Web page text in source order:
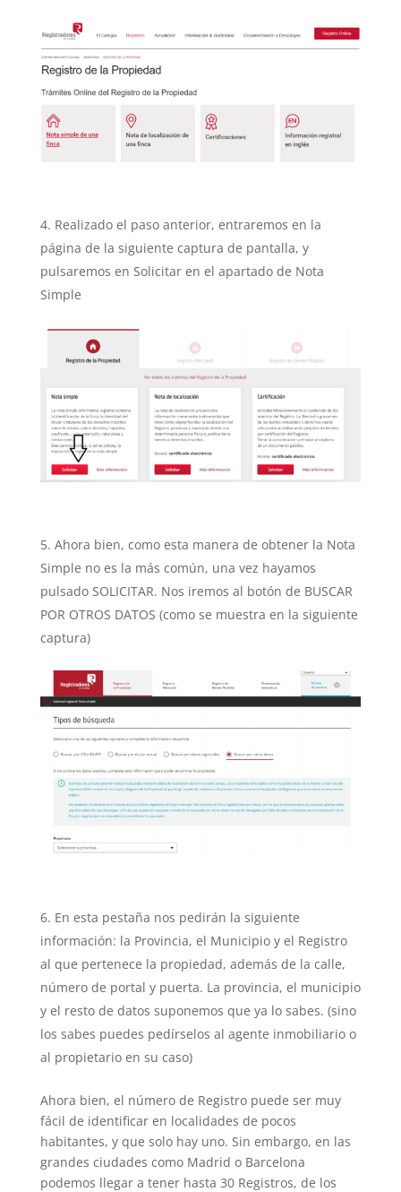
Realizado el paso anterior, entraremos en la
página de la siguiente captura de pantalla, y
pulsaremos en Solicitar en el apartado de Nota
Simple
Ahora bien, como esta manera de obtener la Nota
Simple no es la más común, una vez hayamos
pulsado SOLICITAR. Nos iremos al botón de BUSCAR
POR OTROS DATOS (como se muestra en la siguiente
captura)
En esta pestaña nos pedirán la siguiente
información: la Provincia, el Municipio y el Registro
al que pertenece la propiedad, además de la calle,
número de portal y puerta. La provincia, el municipio
y el resto de datos suponemos que ya lo sabes. (sino
los sabes puedes pedírselos al agente inmobiliario o
al propietario en su caso)
Ahora bien, el número de Registro puede ser muy
fácil de identificar en localidades de pocos
habitantes, y que solo hay uno. Sin embargo, en las
grandes ciudades como Madrid o Barcelona
podemos llegar a tener hasta 30 Registros, de los